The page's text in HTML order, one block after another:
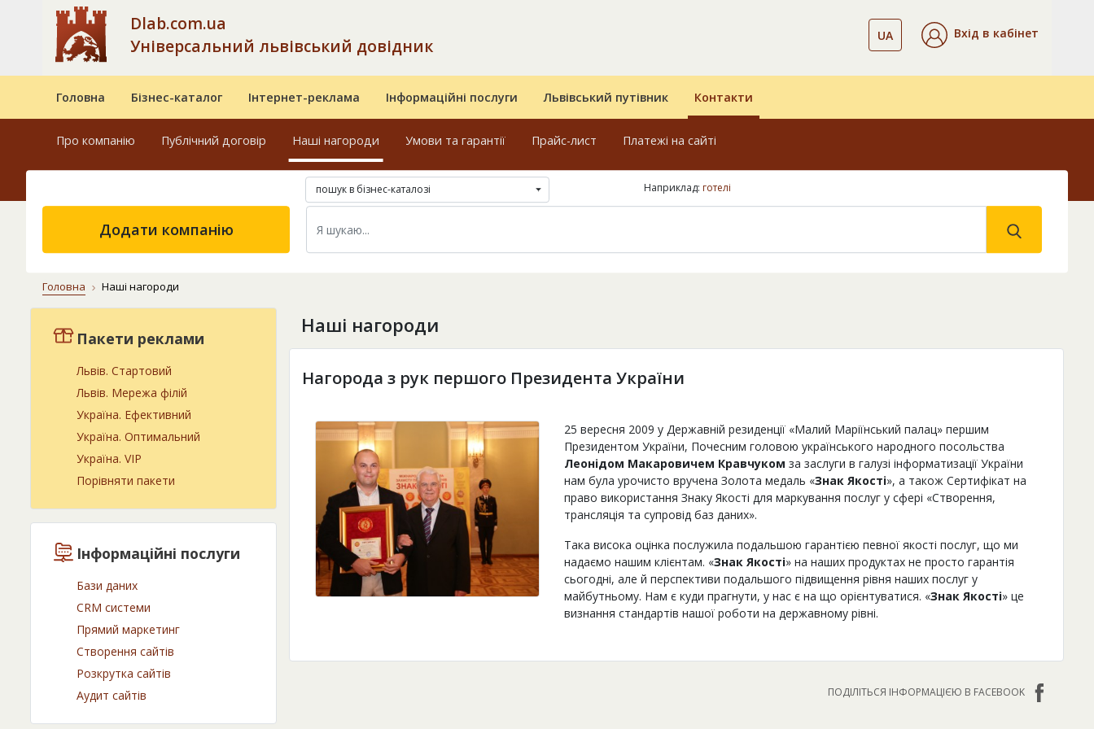
Dlab.com.ua
Універсальний львівський довідник
UA Вхід в кабінет
Головна Бізнес-каталог Інтернет-реклама Інформаційні послуги Львівський путівник Контакти
Про компанію Публічний договір Наші нагороди Умови та гарантії Прайс-лист Платежі на сайті
пошук в бізнес-каталозі Наприклад: готелі
Додати компанію
Головна Наші нагороди
Пакети реклами
Львів. Cтартовий
Львів. Мережа філій
Україна. Ефективний
Україна. Оптимальний
Україна. VIP
Порівняти пакети
Інформаційні послуги
Бази даних
CRM системи
Прямий маркетинг
Створення сайтів
Розкрутка сайтів
Аудит сайтів
Наші нагороди
Нагорода з рук першого Президента України
25 вересня 2009 у Державній резиденції «Малий Маріїнський палац» першим
Президентом України, Почесним головою українського народного посольства
Леонідом Макаровичем Кравчуком за заслуги в галузі інформатизації України
нам була урочисто вручена Золота медаль «Знак Якості», а також Сертифікат на
право використання Знаку Якості для маркування послуг у сфері «Створення,
трансляція та супровід баз даних».
Така висока оцінка послужила подальшою гарантією певної якості послуг, що ми
надаємо нашим клієнтам. «Знак Якості» на наших продуктах не просто гарантія
сьогодні, але й перспективи подальшого підвищення рівня наших послуг у
майбутньому. Нам є куди прагнути, у нас є на що орієнтуватися. «Знак Якості» це
визнання стандартів нашої роботи на державному рівні.
ПОДІЛІТЬСЯ ІНФОРМАЦІЄЮ В FACEBOOK